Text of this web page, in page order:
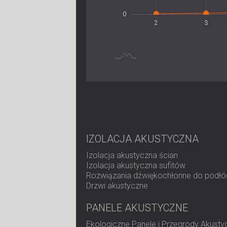
0
2 3
IZOLACJA AKUSTYCZNA
Izolacja akustyczna ścian
Izolacja akustyczna sufitów
Rozwiązania dźwiękochłonne do
Drzwi akustyczne
PANELE AKUSTYCZNE
Ekologiczne Panele i Przegrody